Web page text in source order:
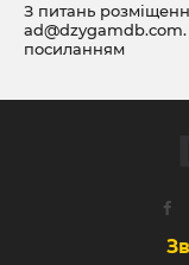
З питань
ad@dzygamdb.com
посиланням